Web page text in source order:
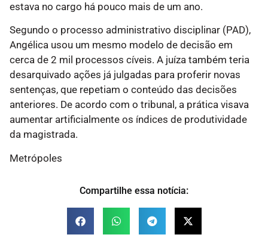
estava no cargo há pouco mais de um ano.
Segundo o processo administrativo disciplinar (PAD),
Angélica usou um mesmo modelo de decisão em
cerca de 2 mil processos cíveis. A juíza também teria
desarquivado ações já julgadas para proferir novas
sentenças, que repetiam o conteúdo das decisões
anteriores. De acordo com o tribunal, a prática visava
aumentar artificialmente os índices de produtividade
da magistrada.
Metrópoles
Compartilhe essa notícia: